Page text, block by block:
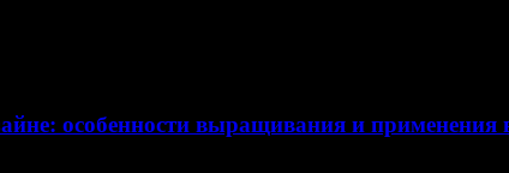
особенности выращивания и